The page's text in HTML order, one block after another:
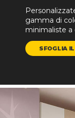
gamma di
minimaliste a
SFOGLIA